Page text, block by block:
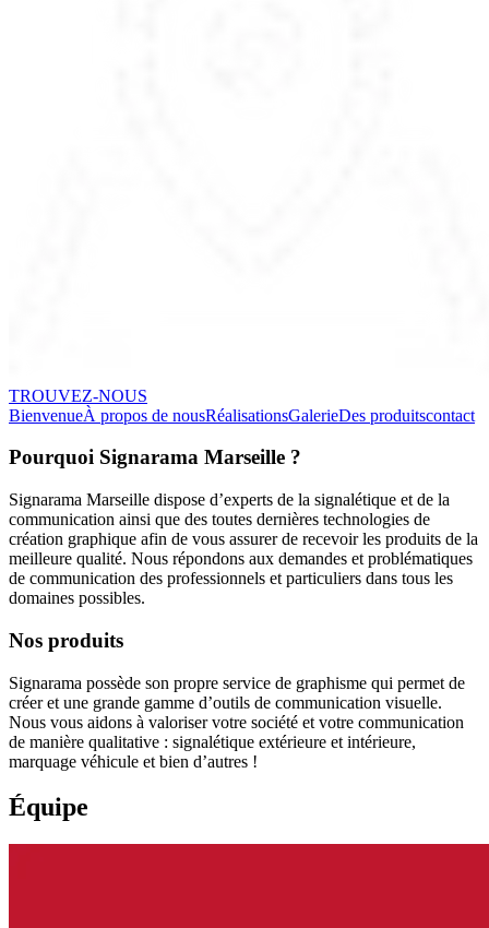
TROUVEZ-NOUS
BienvenueÀ propos de nousRéalisationsGalerieDes produitscontact
Pourquoi Signarama Marseille ?
Signarama Marseille dispose d’experts de la signalétique et de la
communication ainsi que des toutes dernières technologies de
création graphique afin de vous assurer de recevoir les produits de la
meilleure qualité. Nous répondons aux demandes et problématiques
de communication des professionnels et particuliers dans tous les
domaines possibles.
Nos produits
Signarama possède son propre service de graphisme qui permet de
créer et une grande gamme d’outils de communication visuelle.
Nous vous aidons à valoriser votre société et votre communication
de manière qualitative : signalétique extérieure et intérieure,
marquage véhicule et bien d’autres !
Équipe